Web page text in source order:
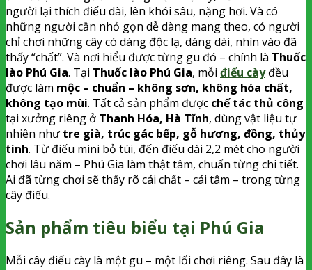
người lại thích điếu dài, lên khói sâu, nặng hơi. Và có
những người cần nhỏ gọn dễ dàng mang theo, có người
chỉ chơi những cây có dáng độc lạ, dáng dài, nhìn vào đã
thấy “chất”. Và nơi hiểu được từng gu đó – chính là Thuốc
lào Phú Gia. Tại Thuốc lào Phú Gia, mỗi điếu càyđều
được làm mộc – chuẩn – không sơn, không hóa chất,
không tạo mùi. Tất cả sản phẩm được chế tác thủ công
tại xưởng riêng ở Thanh Hóa, Hà Tĩnh, dùng vật liệu tự
nhiên như tre già, trúc gác bếp, gỗ hương, đồng, thủy
tinh. Từ điếu mini bỏ túi, đến điếu dài 2,2 mét cho người
chơi lâu năm – Phú Gia làm thật tâm, chuẩn từng chi tiết.
Ai đã từng chơi sẽ thấy rõ cái chất – cái tâm – trong từng
cây điếu.
Sản phẩm tiêu biểu tại Phú Gia
Mỗi cây điếu cày là một gu – một lối chơi riêng. Sau đây là